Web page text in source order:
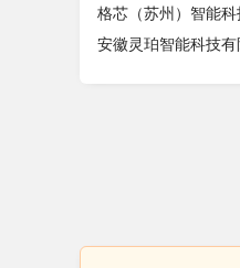
格芯（苏州）智能科
安徽灵珀智能科技有